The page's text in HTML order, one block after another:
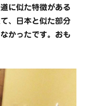
に似た特徴がある
、日本と似た部分
かったです。おも